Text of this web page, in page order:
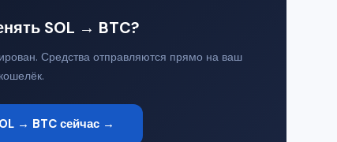
SOL → BTC?
Средства отправляются прямо на ваш
кошелёк.
→ BTC сейчас →